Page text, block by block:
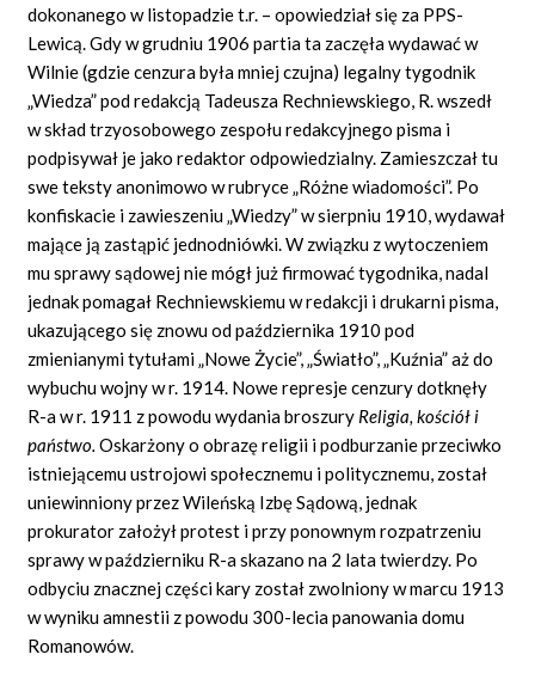
dokonanego w listopadzie t.r. – opowiedział się za PPS-
Lewicą. Gdy w grudniu 1906 partia ta zaczęła wydawać w
Wilnie (gdzie cenzura była mniej czujna) legalny tygodnik
„Wiedza” pod redakcją Tadeusza Rechniewskiego, R. wszedł
w skład trzyosobowego zespołu redakcyjnego pisma i
podpisywał je jako redaktor odpowiedzialny. Zamieszczał tu
swe teksty anonimowo w rubryce „Różne wiadomości”. Po
konfiskacie i zawieszeniu „Wiedzy” w sierpniu 1910, wydawał
mające ją zastąpić jednodniówki. W związku z wytoczeniem
mu sprawy sądowej nie mógł już firmować tygodnika, nadal
jednak pomagał Rechniewskiemu w redakcji i drukarni pisma,
ukazującego się znowu od października 1910 pod
zmienianymi tytułami „Nowe Życie”, „Światło”, „Kuźnia” aż do
wybuchu wojny w r. 1914. Nowe represje cenzury dotknęły
R-a w r. 1911 z powodu wydania broszury Religia, kościół i
państwo.Oskarżony o obrazę religii i podburzanie przeciwko
istniejącemu ustrojowi społecznemu i politycznemu, został
uniewinniony przez Wileńską Izbę Sądową, jednak
prokurator założył protest i przy ponownym rozpatrzeniu
sprawy w październiku R-a skazano na 2 lata twierdzy. Po
odbyciu znacznej części kary został zwolniony w marcu 1913
w wyniku amnestii z powodu 300-lecia panowania domu
Romanowów.